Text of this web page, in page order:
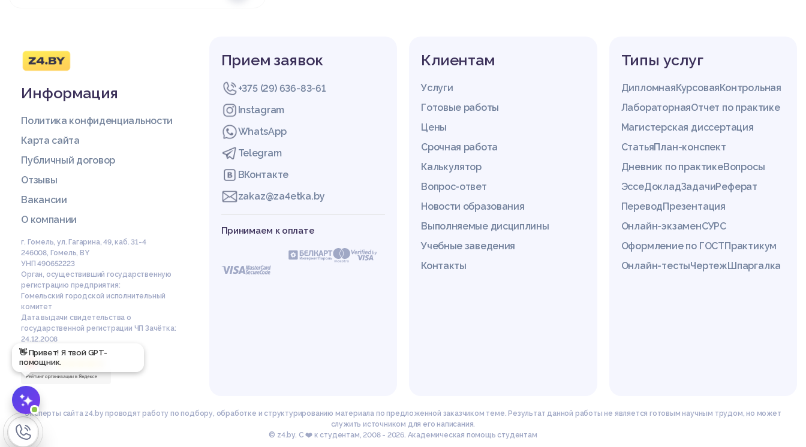
👋 Привет! Я твой GPT-
помощник.
Информация
Политика конфиденциальности
Карта сайта
Публичный договор
Отзывы
Вакансии
О компании
г. Гомель, ул. Гагарина, 49, каб. 31-4
246008, Гомель, BY
УНП 490652223
Орган, осуществивший государственную
регистрацию предприятия:
Гомельский городской исполнительный
комитет
Дата выдачи свидетельства о
государственной регистрации ЧП Зачётка:
24.12.2008
Прием заявок
+375 (29) 636-83-61
Instagram
WhatsApp
Telegram
ВКонтакте
zakaz@za4etka.by
Принимаем к оплате
Клиентам
Услуги
Готовые работы
Цены
Срочная работа
Калькулятор
Вопрос-ответ
Новости образования
Выполняемые дисциплины
Учебные заведения
Контакты
Типы услуг
ДипломнаяКурсоваяКонтрольная
ЛабораторнаяОтчет по практике
Магистерская диссертация
СтатьяПлан-конспект
Дневник по практикеВопросы
ЭссеДокладЗадачиРеферат
ПереводПрезентация
Онлайн-экзаменСУРС
Оформление по ГОСТПрактикум
Онлайн-тестыЧертежШпаргалка
Эксперты сайта z4.by проводят работу по подбору, обработке и структурированию материала по предложенной заказчиком теме. Результат данной работы не является готовым научным трудом, но может
служить источником для его написания.
© z4.by. С ❤️ к студентам, 2008 - 2026. Академическая помощь студентам